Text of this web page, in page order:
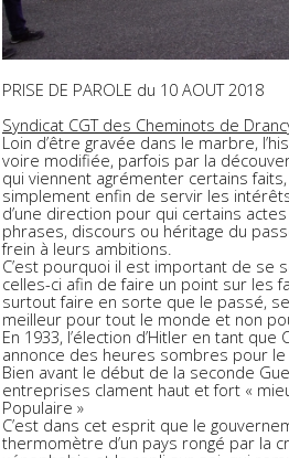
PRISE DE PAROLE du 10 AOUT 2018
Syndicat CGT des Cheminots de
Loin d’être gravée dans le marbre,
voire modifiée, parfois par la
qui viennent agrémenter certains
simplement enfin de servir les intérêts
d’une direction pour qui certains
phrases, discours ou héritage du
frein à leurs ambitions.
C’est pourquoi il est important de se
celles-ci afin de faire un point sur les
surtout faire en sorte que le passé,
meilleur pour tout le monde et non
En 1933, l’élection d’Hitler en tant que
annonce des heures sombres pour le
Bien avant le début de la seconde
entreprises clament haut et fort «
Populaire »
C’est dans cet esprit que le
thermomètre d’un pays rongé par la